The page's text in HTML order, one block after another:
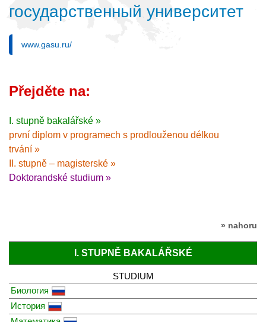
государственный университет
www.gasu.ru/
Přejděte na:
I. stupně bakalářské »
první diplom v programech s prodlouženou délkou
trvání »
II. stupně – magisterské »
Doktorandské studium »
» nahoru
I. STUPNĚ BAKALÁŘSKÉ
STUDIUM
Биология
История